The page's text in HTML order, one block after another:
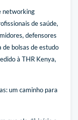
networking
de saúde,
defensores
de bolsas de estudo
à THR Kenya,
um caminho para